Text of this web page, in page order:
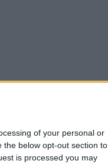
of your personal or
the below opt-out section to
is processed you may